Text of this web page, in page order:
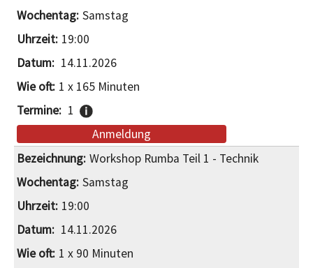
Samstag
19:00
14.11.2026
1 x 165 Minuten
1
Anmeldung
Workshop Rumba Teil 1 - Technik
Samstag
19:00
14.11.2026
1 x 90 Minuten